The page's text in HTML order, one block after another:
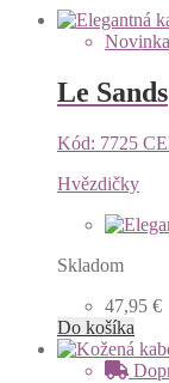
Novinka
Le Sands
Kód: 7725 C
Hvězdičky
Skladom
47,95 €
Do košíka